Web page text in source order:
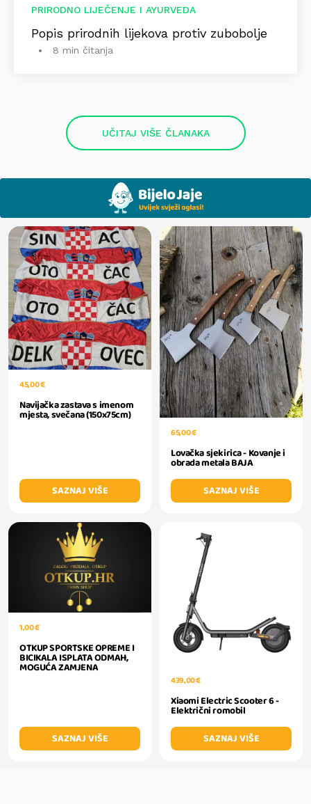
PRIRODNO LIJEČENJE I AYURVEDA
Popis prirodnih lijekova protiv zubobolje
8 min čitanja
UČITAJ VIŠE ČLANAKA
45,00 €
Navijačka zastava s imenom
mjesta, svečana (150x75cm)
SAZNAJ VIŠE
65,00 €
Lovačka sjekirica - Kovanje i
obrada metala BAJA
SAZNAJ VIŠE
1,00 €
OTKUP SPORTSKE OPREME I
BICIKALA ISPLATA ODMAH,
MOGUĆA ZAMJENA
SAZNAJ VIŠE
439,00 €
Xiaomi Electric Scooter 6 -
Električni romobil
SAZNAJ VIŠE